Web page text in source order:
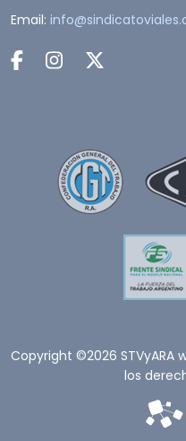
Email:
Copyright ©2026 STVyARA
los